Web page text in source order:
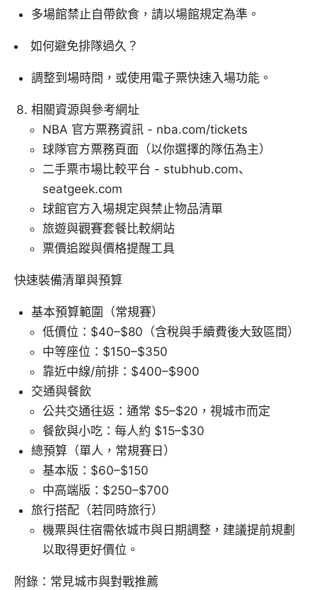
多場館禁止自帶飲食，請以場館規定為準。
如何避免排隊過久？
調整到場時間，或使用電子票快速入場功能。
相關資源與參考網址
NBA 官方票務資訊 - nba.com/tickets
球隊官方票務頁面（以你選擇的隊伍為主）
二手票市場比較平台 - stubhub.com、
seatgeek.com
球館官方入場規定與禁止物品清單
旅遊與觀賽套餐比較網站
票價追蹤與價格提醒工具
快速裝備清單與預算
基本預算範圍（常規賽）
低價位：$40–$80（含稅與手續費後大致區間）
中等座位：$150–$350
靠近中線/前排：$400–$900
交通與餐飲
公共交通往返：通常 $5–$20，視城市而定
餐飲與小吃：每人約 $15–$30
總預算（單人，常規賽日）
基本版：$60–$150
中高端版：$250–$700
旅行搭配（若同時旅行）
機票與住宿需依城市與日期調整，建議提前規劃
以取得更好價位。
附錄：常見城市與對戰推薦